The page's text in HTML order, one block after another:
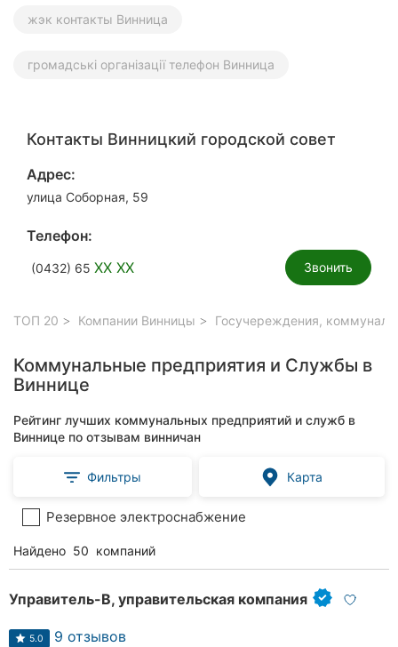
жэк контакты Винница
громадські організації телефон Винница
Контакты Винницкий городской совет
Адрес:
улица Соборная, 59
Телефон:
(0432) 65 XX XX Звонить
ТОП 20 Компании Винницы Госучереждения,
Коммунальные предприятия и Службы в
Виннице
Рейтинг лучших коммунальных предприятий и служб в
Виннице по отзывам винничан
Фильтры Карта
Резервное электроснабжение
Найдено 50 компаний
Управитель-В, управительская компания
5.0 9 отзывов